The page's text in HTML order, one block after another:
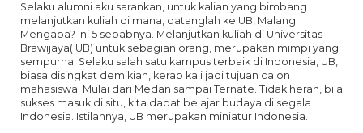
Selaku alumni aku sarankan, untuk kalian yang bimbang
melanjutkan kuliah di mana, datanglah ke UB, Malang.
Mengapa? Ini 5 sebabnya. Melanjutkan kuliah di Universitas
Brawijaya( UB) untuk sebagian orang, merupakan mimpi yang
sempurna. Selaku salah satu kampus terbaik di Indonesia, UB,
biasa disingkat demikian, kerap kali jadi tujuan calon
mahasiswa. Mulai dari Medan sampai Ternate. Tidak heran, bila
sukses masuk di situ, kita dapat belajar budaya di segala
Indonesia. Istilahnya, UB merupakan miniatur Indonesia.